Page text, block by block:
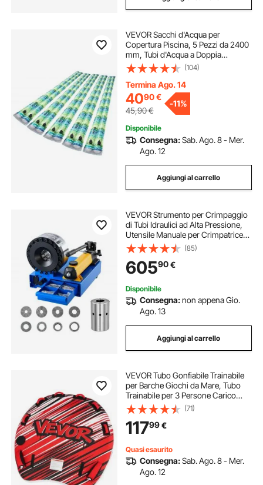
VEVOR Sacchi d'Acqua per
Copertura Piscina, 5 Pezzi da 2400
mm, Tubi d'Acqua a Doppia
Camera, con Tappo a Vite a Prova
di Perdite, con Strisce Riflettenti per
Chiusura Invernale, Blu
(104)
Termina Ago. 14
4090€
45,90€
-11%
Disponibile
Consegna:Sab. Ago. 8 - Mer.
Ago. 12
Aggiungi al carrello
VEVOR Strumento per Crimpaggio
di Tubi Idraulici ad Alta Pressione,
Utensile Manuale per Crimpatrice
Idraulica Portatile con 8 Matrici,
Adatto per Tubi del Gas, Acqua, Aria
Condizionata per Auto
(85)
60590€
Disponibile
Consegna:non appena Gio.
Ago. 13
Aggiungi al carrello
VEVOR Tubo Gonfiabile Trainabile
per Barche Giochi da Mare, Tubo
Trainabile per 3 Persone Carico
max. 231 kg, Dispositivo per
Divertimento Acquatico Copertura
in Nylon, Maniglia Imbottite, Rosso
(71)
11799€
Quasi esaurito
Consegna:Sab. Ago. 8 - Mer.
Ago. 12